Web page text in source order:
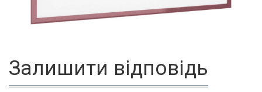
Залишити відповідь